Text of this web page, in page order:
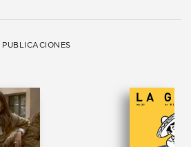
PUBLICACIONES